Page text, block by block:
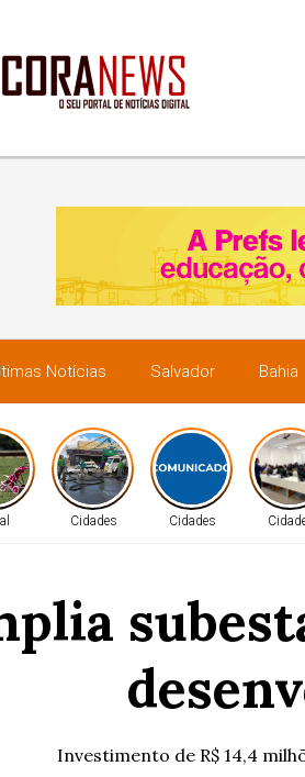
Notícias Salvador Bahia
Cidades Cidades
Investimento de R$ 14,4